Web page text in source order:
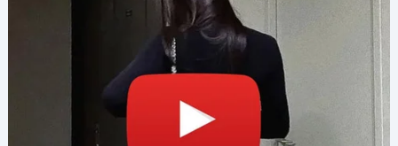
Ее лицо застыло. Пальцы сжались в кулаки.
Адвокат продолжил.
— Моей дочери, которая давным-давно дала